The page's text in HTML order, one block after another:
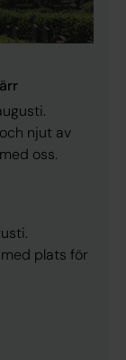
njut av
oss.
plats för